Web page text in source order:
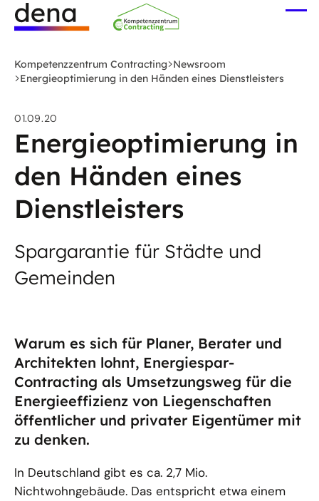
Zum
Hauptinhalt
Deutsche
Energie-
(dena)
-
zur
Startseite
Kompetenzzentrum Contracting Newsroom
Energieoptimierung in den Händen eines Dienstleisters
01.09.20
Energieoptimierung in
den Händen eines
Dienstleisters
Spargarantie für Städte und
Gemeinden
Warum es sich für Planer, Berater und
Architekten lohnt, Energiespar-
Contracting als Umsetzungsweg für die
Energieeffizienz von Liegenschaften
öffentlicher und privater Eigentümer mit
zu denken.
In Deutschland gibt es ca. 2,7 Mio.
Nichtwohngebäude. Das entspricht etwa einem